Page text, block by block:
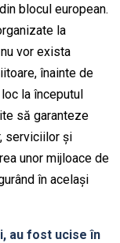
blocul european.
la
vor exista
înainte de
la începutul
să garanteze
serviciilor și
unor mijloace de
în același
au fost ucise în